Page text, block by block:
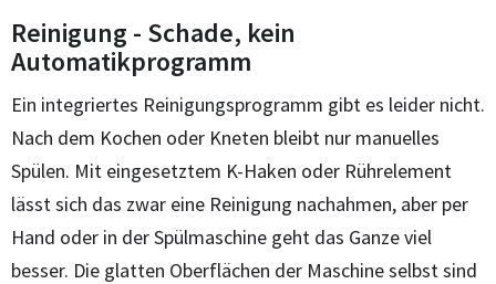
Reinigung - Schade, kein
Automatikprogramm
Ein integriertes Reinigungsprogramm gibt es leider nicht.
Nach dem Kochen oder Kneten bleibt nur manuelles
Spülen. Mit eingesetztem K-Haken oder Rührelement
lässt sich das zwar eine Reinigung nachahmen, aber per
Hand oder in der Spülmaschine geht das Ganze viel
besser. Die glatten Oberflächen der Maschine selbst sind